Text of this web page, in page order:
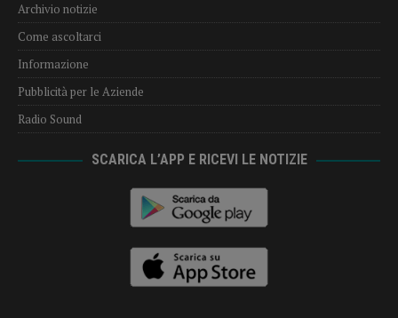
Archivio notizie
Come ascoltarci
Informazione
Pubblicità per le Aziende
Radio Sound
SCARICA L’APP E RICEVI LE NOTIZIE